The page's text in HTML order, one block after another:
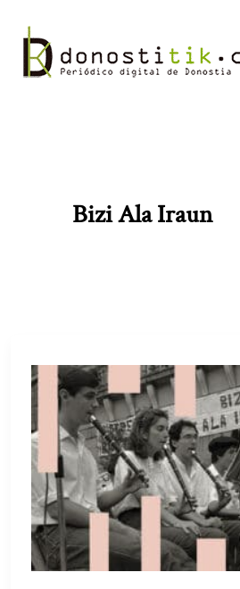
contenido
Bizi Ala Iraun